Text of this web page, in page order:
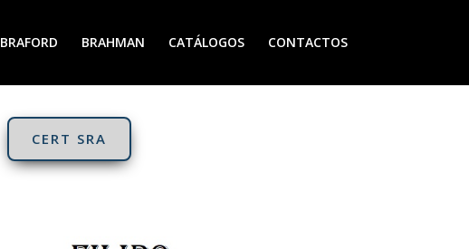
BRAFORD BRAHMAN CATÁLOGOS CONTACTOS
CERT SRA